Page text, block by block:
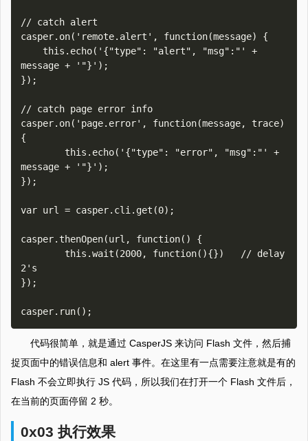
// catch alert
casper.on('remote.alert', function(message) {
message + '"}');
});
// catch page error info
casper.on('page.error', function(message, trace)
{
message + '"}');
});
var url = casper.cli.get(0);
casper.thenOpen(url, function() {
2's
});
代码很简单，就是通过 CasperJS 来访问 Flash 文件，然后捕
捉页面中的错误信息和 alert 事件。在这里有一点需要注意就是有的
Flash 不会立即执行 JS 代码，所以我们在打开一个 Flash 文件后，
在当前的页面停留 2 秒。
0x03 执行效果